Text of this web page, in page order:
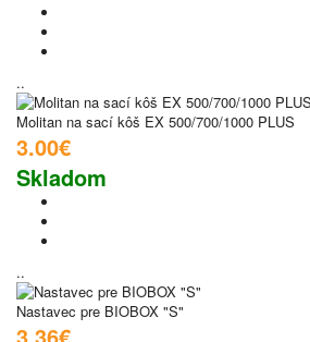
..
Molitan na sací kôš EX 500/700/1000 PLUS
3.00€
Skladom
..
Nastavec pre BIOBOX "S"